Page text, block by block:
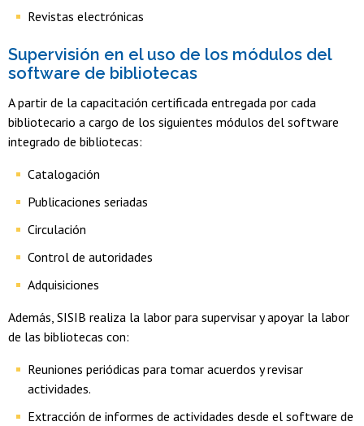
Revistas electrónicas
Supervisión en el uso de los módulos del
software de bibliotecas
A partir de la capacitación certificada entregada por cada
bibliotecario a cargo de los siguientes módulos del software
integrado de bibliotecas:
Catalogación
Publicaciones seriadas
Circulación
Control de autoridades
Adquisiciones
Además, SISIB realiza la labor para supervisar y apoyar la labor
de las bibliotecas con:
Reuniones periódicas para tomar acuerdos y revisar
actividades.
Extracción de informes de actividades desde el software de